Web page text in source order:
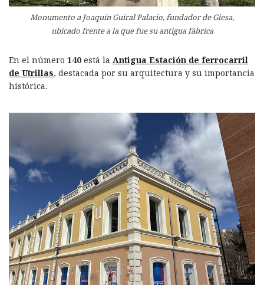
Monumento a Joaquín Guiral Palacio, fundador de Giesa,
ubicado frente a la que fue su antigua fábrica
En el número 140 está la Antigua Estación de ferrocarril
de Utrillas, destacada por su arquitectura y su importancia
histórica.